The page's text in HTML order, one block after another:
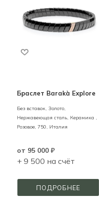
Браслет Barakà Explore
Без вставок, Золото,
Нержавеющая сталь, Керамика ,
Розовое, 750, Италия
от 95 000 ₽
+ 9 500 на счёт
ПОДРОБНЕЕ